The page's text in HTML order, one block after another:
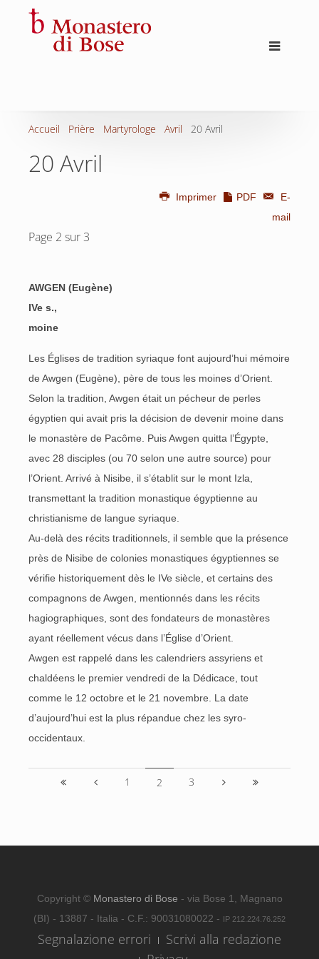
Accueil Prière Martyrologe Avril 20 Avril
20 Avril
Imprimer PDF
E-
mail
Page 2 sur 3
AWGEN (Eugène)
IVe s.,
moine
Les Églises de tradition syriaque font aujourd’hui mémoire
de Awgen (Eugène), père de tous les moines d’Orient.
Selon la tradition, Awgen était un pécheur de perles
égyptien qui avait pris la décision de devenir moine dans
le monastère de Pacôme. Puis Awgen quitta l’Égypte,
avec 28 disciples (ou 70 selon une autre source) pour
l’Orient. Arrivé à Nisibe, il s’établit sur le mont Izla,
transmettant la tradition monastique égyptienne au
christianisme de langue syriaque.
Au-delà des récits traditionnels, il semble que la présence
près de Nisibe de colonies monastiques égyptiennes se
vérifie historiquement dès le IVe siècle, et certains des
compagnons de Awgen, mentionnés dans les récits
hagiographiques, sont des fondateurs de monastères
ayant réellement vécus dans l’Église d’Orient.
Awgen est rappelé dans les calendriers assyriens et
chaldéens le premier vendredi de la Dédicace, tout
comme le 12 octobre et le 21 novembre. La date
d’aujourd’hui est la plus répandue chez les syro-
occidentaux.
1 2 3
Copyright © Monastero di Bose - via Bose 1, Magnano
(BI) - 13887 - Italia - C.F.: 90031080022 - IP 212.224.76.252
Segnalazione errori
Scrivi alla redazione